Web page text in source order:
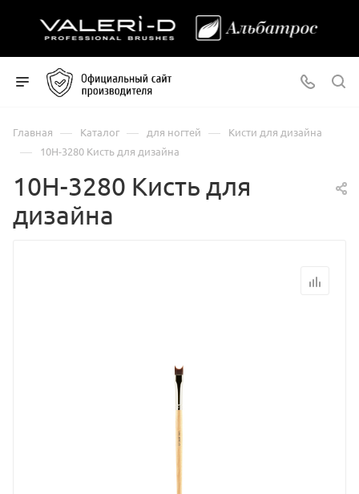
Главная — Каталог — для ногтей — Кисти для дизайна
— 10Н-3280 Кисть для дизайна
10Н-3280 Кисть для
дизайна